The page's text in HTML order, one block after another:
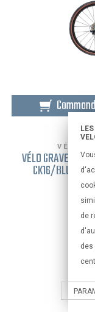
de
des
VÉLOS
VÉLO GRAVEL
CK16/BLUE